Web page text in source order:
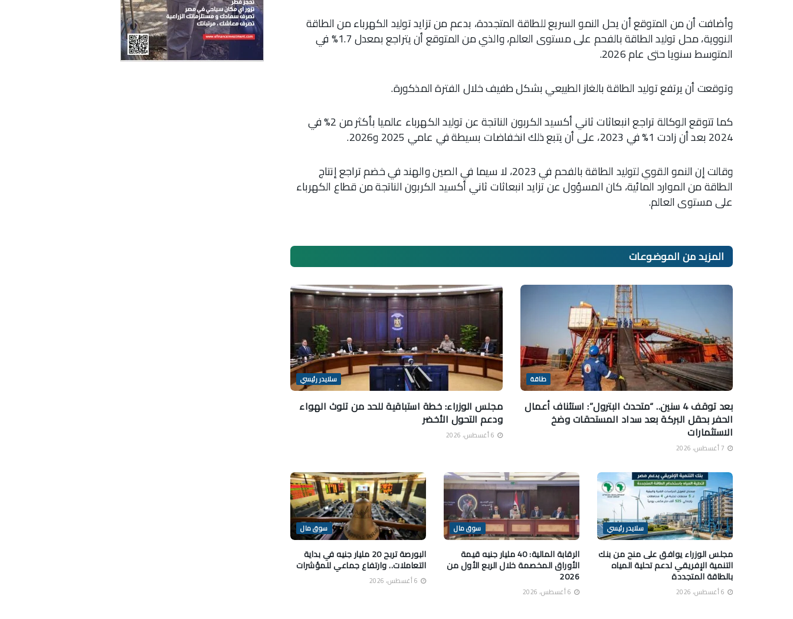
وأضافت أن من المتوقع أن يحل النمو السريع للطاقة المتجددة، بدعم من تزايد توليد الكهرباء من الطاقة
النووية، محل توليد الطاقة بالفحم على مستوى العالم، والذي من المتوقع أن يتراجع بمعدل 1.7% في
المتوسط سنويا حتى عام 2026.
وتوقعت أن يرتفع توليد الطاقة بالغاز الطبيعي بشكل طفيف خلال الفترة المذكورة.
كما تتوقع الوكالة تراجع انبعاثات ثاني أكسيد الكربون الناتجة عن توليد الكهرباء عالميا بأكثر من 2% في
2024 بعد أن زادت 1% في 2023، على أن يتبع ذلك انخفاضات بسيطة في عامي 2025 و2026.
وقالت إن النمو القوي لتوليد الطاقة بالفحم في 2023، لا سيما في الصين والهند في خضم تراجع إنتاج
الطاقة من الموارد المائية، كان المسؤول عن تزايد انبعاثات ثاني أكسيد الكربون الناتجة من قطاع الكهرباء
على مستوى العالم.
المزيد منالموضوعات
طاقة
بعد توقف 4 سنين.. “متحدث البترول”: استئناف أعمال
الحفر بحقل البركة بعد سداد المستحقات وضخ
الاستثمارات
سلايدر رئيسي
مجلس الوزراء: خطة استباقية للحد من تلوث الهواء
ودعم التحول الأخضر
سلايدر رئيسي
مجلس الوزراء يوافق على منح من بنك
التنمية الإفريقي لدعم تحلية المياه
بالطاقة المتجددة
سوق مال
الرقابة المالية: 40 مليار جنيه قيمة
الأوراق المخصمة خلال الربع الأول من
2026
سوق مال
البورصة تربح 20 مليار جنيه في بداية
التعاملات.. وارتفاع جماعي للمؤشرات